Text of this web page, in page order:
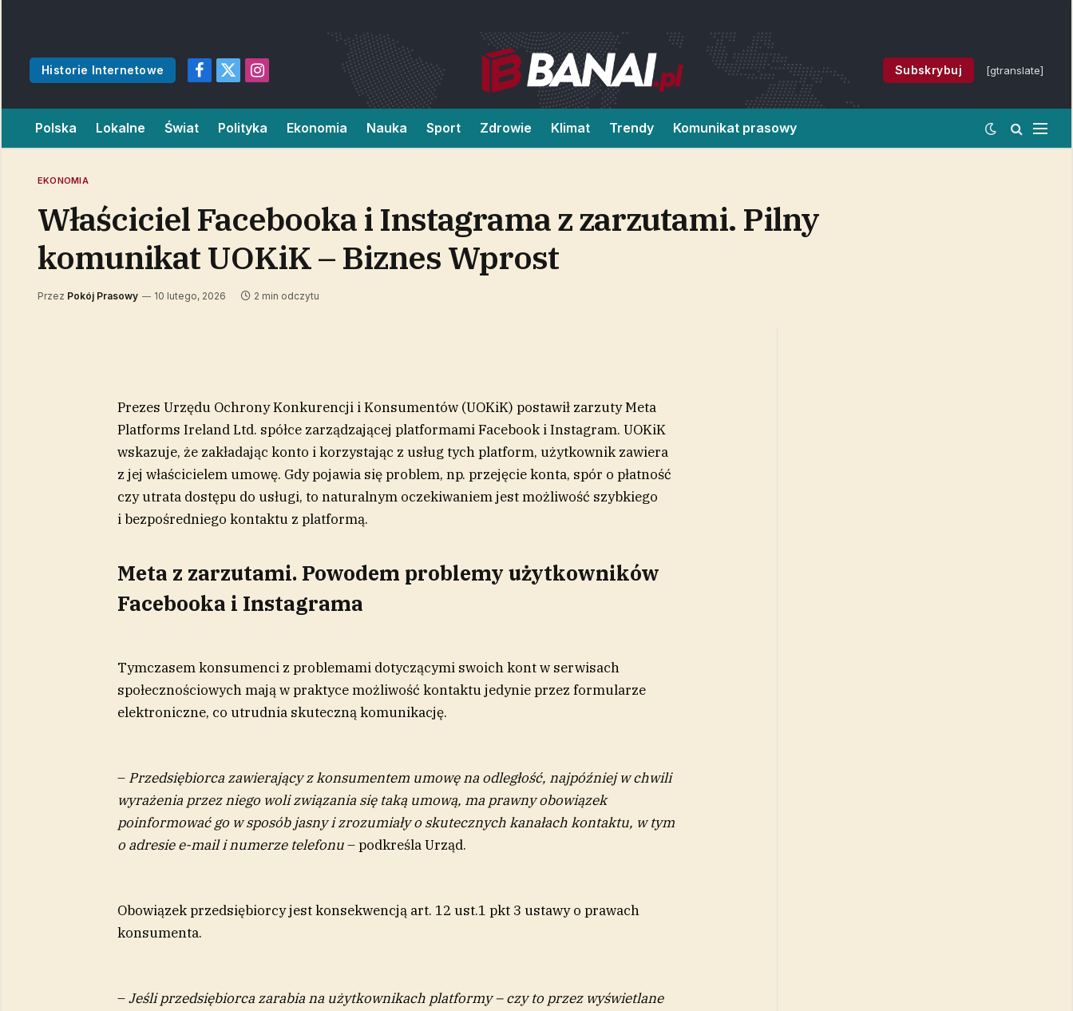
Historie Internetowe
Facebook
X
Instagram
Subskrybuj [gtranslate]
Polska Lokalne Świat Polityka Ekonomia Nauka Sport Zdrowie Klimat Trendy Komunikat prasowy
EKONOMIA
Właściciel Facebooka i Instagrama z zarzutami. Pilny
komunikat UOKiK – Biznes Wprost
Przez Pokój Prasowy 10 lutego, 2026 2 min odczytu
Prezes Urzędu Ochrony Konkurencji i Konsumentów (UOKiK) postawił zarzuty Meta
Platforms Ireland Ltd. spółce zarządzającej platformami Facebook i Instagram. UOKiK
wskazuje, że zakładając konto i korzystając z usług tych platform, użytkownik zawiera
z jej właścicielem umowę. Gdy pojawia się problem, np. przejęcie konta, spór o płatność
czy utrata dostępu do usługi, to naturalnym oczekiwaniem jest możliwość szybkiego
i bezpośredniego kontaktu z platformą.
Meta z zarzutami. Powodem problemy użytkowników
Facebooka i Instagrama
Tymczasem konsumenci z problemami dotyczącymi swoich kont w serwisach
społecznościowych mają w praktyce możliwość kontaktu jedynie przez formularze
elektroniczne, co utrudnia skuteczną komunikację.
– Przedsiębiorca zawierający z konsumentem umowę na odległość, najpóźniej w chwili
wyrażenia przez niego woli związania się taką umową, ma prawny obowiązek
poinformować go w sposób jasny i zrozumiały o skutecznych kanałach kontaktu, w tym
o adresie e-mail i numerze telefonu– podkreśla Urząd.
Obowiązek przedsiębiorcy jest konsekwencją art. 12 ust.1 pkt 3 ustawy o prawach
konsumenta.
–Jeśli przedsiębiorca zarabia na użytkownikach platformy – czy to przez wyświetlane